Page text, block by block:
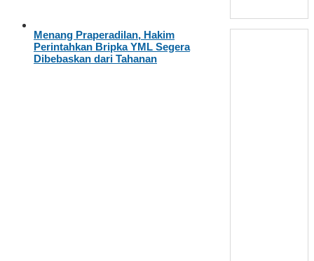
Menang Praperadilan, Hakim
Perintahkan Bripka YML Segera
Dibebaskan dari Tahanan